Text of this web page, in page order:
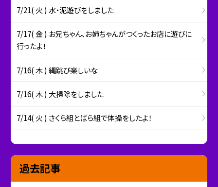
7/21( 火 ) 水・泥遊びをしました
7/17( 金 ) お兄ちゃん、お姉ちゃんがつくったお店に遊びに
行ったよ！
7/16( 木 ) 縄跳び楽しいな
7/16( 木 ) 大掃除をしました
7/14( 火 ) さくら組とばら組で体操をしたよ！
過去記事